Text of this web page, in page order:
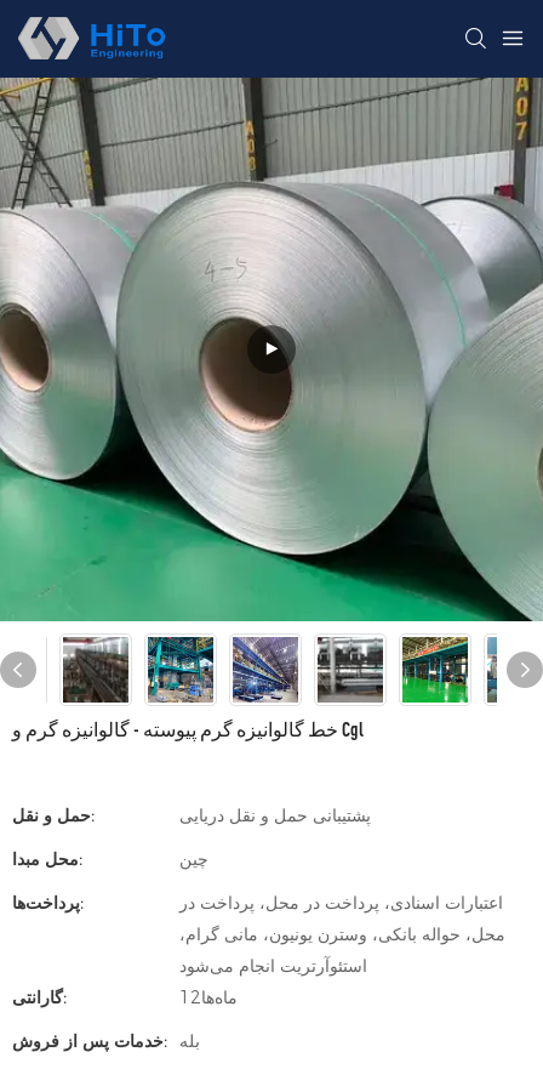
خط گالوانیزه گرم پیوسته - گالوانیزه گرم و Cgl
حمل و نقل:
پشتیبانی حمل و نقل دریایی
محل مبدا:
چین
پرداخت‌ها:
اعتبارات اسنادی، پرداخت در محل، پرداخت در
محل، حواله بانکی، وسترن یونیون، مانی گرام،
استئوآرتریت انجام می‌شود
گارانتی:
ماه‌ها12
خدمات پس از فروش:
بله